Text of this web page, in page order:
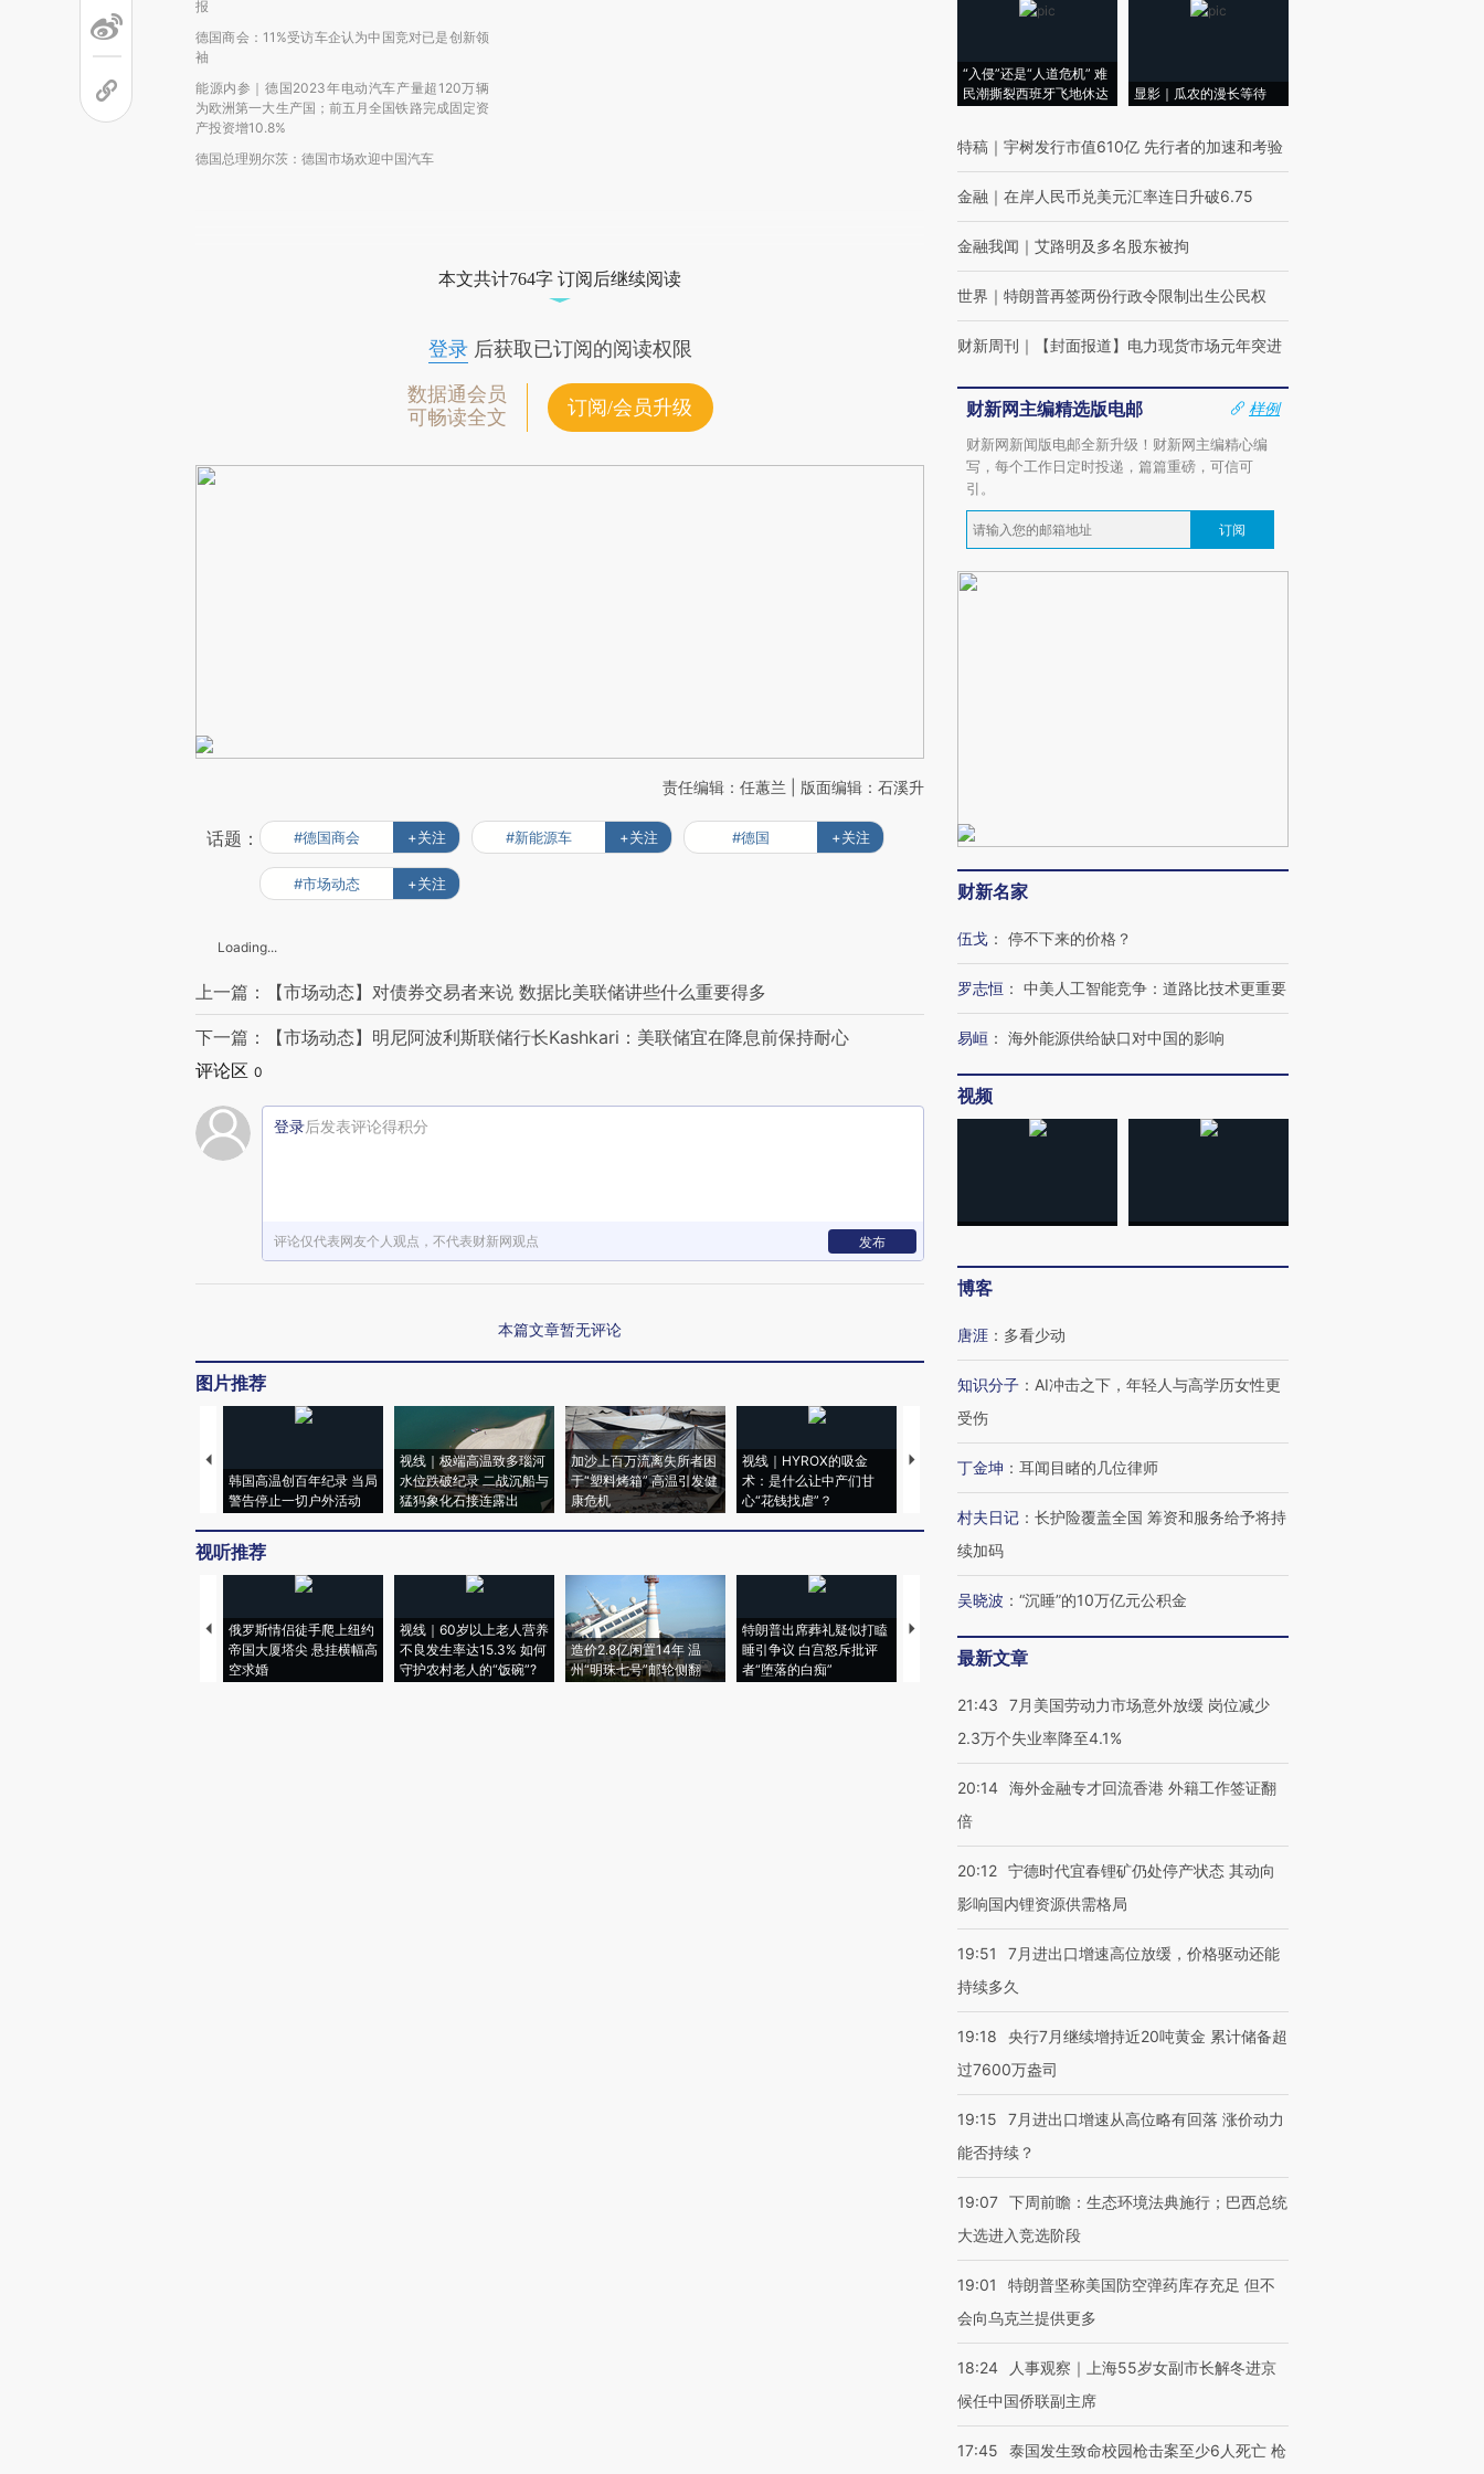
报
德国商会：11%受访车企认为中国竞对已是创新领
袖
能源内参｜德国2023年电动汽车产量超120万辆
为欧洲第一大生产国；前五月全国铁路完成固定资
产投资增10.8%
德国总理朔尔茨：德国市场欢迎中国汽车
本文共计764字 订阅后继续阅读
登录后获取已订阅的阅读权限
数据通会员
可畅读全文
订阅/会员升级
责任编辑：任蕙兰 | 版面编辑：石溪升
话题： #德国商会 +关注 #新能源车 +关注 #德国 +关注
#市场动态 +关注
Loading...
上一篇：【市场动态】对债券交易者来说 数据比美联储讲些什么重要得多
下一篇：【市场动态】明尼阿波利斯联储行长Kashkari：美联储宜在降息前保持耐心
评论区 0
登录后发表评论得积分
评论仅代表网友个人观点，不代表财新网观点 发布
本篇文章暂无评论
图片推荐
韩国高温创百年纪录 当局
警告停止一切户外活动
视线｜极端高温致多瑙河
水位跌破纪录 二战沉船与
猛犸象化石接连露出
加沙上百万流离失所者困
于“塑料烤箱” 高温引发健
康危机
视线｜HYROX的吸金
术：是什么让中产们甘
心“花钱找虐”？
马航飞行员跨国走私7万
粒摇头丸 尿检体内含3种
视线｜被称为“蟑螂”的印
度Z世代 用街头抗争将教
视听推荐
俄罗斯情侣徒手爬上纽约
帝国大厦塔尖 悬挂横幅高
空求婚
视线｜60岁以上老人营养
不良发生率达15.3% 如何
守护农村老人的“饭碗”?
造价2.8亿闲置14年 温
州“明珠七号”邮轮侧翻
特朗普出席葬礼疑似打瞌
睡引争议 白宫怒斥批评
者“堕落的白痴”
视线｜全球最热百城独占
97个 印度如何熬过48°C
“入侵”还是“人道危机” 难
民潮撕裂西班牙飞地休达
显影｜瓜农的漫长等待
特稿 ｜ 宇树发行市值610亿 先行者的加速和考验
金融 ｜ 在岸人民币兑美元汇率连日升破6.75
金融我闻 ｜ 艾路明及多名股东被拘
世界 ｜ 特朗普再签两份行政令限制出生公民权
财新周刊 ｜ 【封面报道】电力现货市场元年突进
财新网主编精选版电邮
样例
财新网新闻版电邮全新升级！财新网主编精心编
写，每个工作日定时投递，篇篇重磅，可信可
引。
订阅
财新名家
伍戈 ： 停不下来的价格？
罗志恒 ： 中美人工智能竞争：道路比技术更重要
易峘 ： 海外能源供给缺口对中国的影响
视频
博客
唐涯 ： 多看少动
知识分子 ： AI冲击之下，年轻人与高学历女性更
受伤
丁金坤 ： 耳闻目睹的几位律师
村夫日记 ： 长护险覆盖全国 筹资和服务给予将持
续加码
吴晓波 ： “沉睡”的10万亿元公积金
最新文章
21:43
7月美国劳动力市场意外放缓 岗位减少
2.3万个失业率降至4.1%
20:14 海外金融专才回流香港 外籍工作签证翻
倍
20:12 宁德时代宜春锂矿仍处停产状态 其动向
影响国内锂资源供需格局
19:51
7月进出口增速高位放缓，价格驱动还能
持续多久
19:18
央行7月继续增持近20吨黄金 累计储备超
过7600万盎司
19:15
7月进出口增速从高位略有回落 涨价动力
能否持续？
19:07 下周前瞻：生态环境法典施行；巴西总统
大选进入竞选阶段
19:01
特朗普坚称美国防空弹药库存充足 但不
会向乌克兰提供更多
18:24
人事观察｜上海55岁女副市长解冬进京
候任中国侨联副主席
17:45 泰国发生致命校园枪击案至少6人死亡 枪